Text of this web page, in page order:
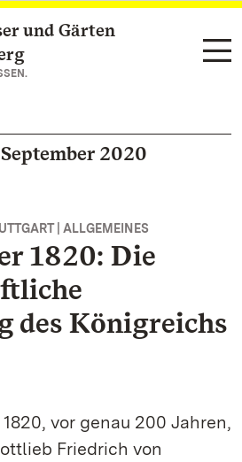
und Gärten
2020
| ALLGEMEINES
1820: Die
des Königreichs
vor genau 200 Jahren,
Friedrich von